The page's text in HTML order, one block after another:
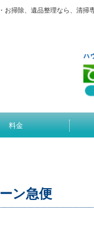
除、遺品整理なら、清掃
料金
ン急便